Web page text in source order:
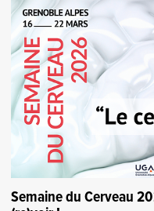
Semaine du Cerveau